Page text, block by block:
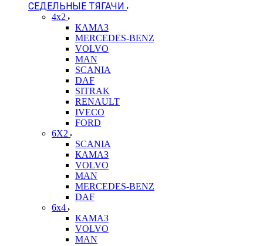
СЕДЕЛЬНЫЕ ТЯГАЧИ
4x2
КАМАЗ
MERCEDES-BENZ
VOLVO
MAN
SCANIA
DAF
SITRAK
RENAULT
IVECO
FORD
6X2
SCANIA
КАМАЗ
VOLVO
MAN
MERCEDES-BENZ
DAF
6x4
КАМАЗ
VOLVO
MAN